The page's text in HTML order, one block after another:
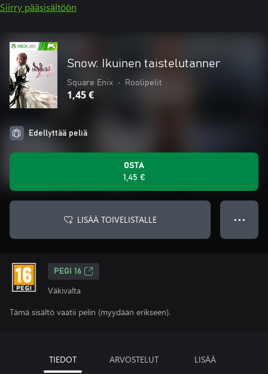
Siirry pääsisältöön
Snow: Ikuinen taistelutanner
Square Enix • Roolipelit
1,45 €
Edellyttää peliä
OSTA
1,45 €
LISÄÄ TOIVELISTALLE ● ● ●
PEGI 16
Väkivalta
Tämä sisältö vaatii pelin (myydään erikseen).
TIEDOT ARVOSTELUT LISÄÄ